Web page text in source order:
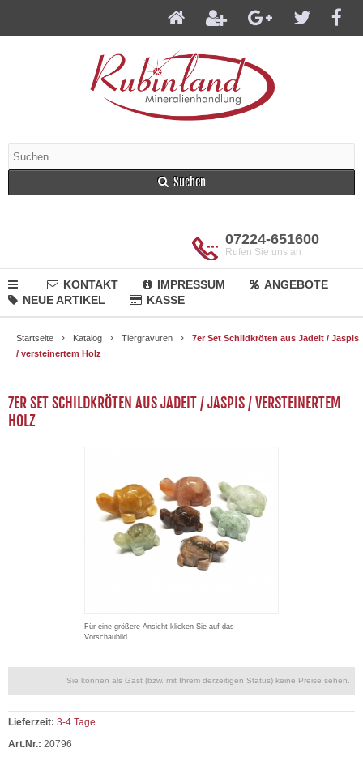
Suchen
07224-651600
Rufen Sie uns an
KONTAKT IMPRESSUM
ANGEBOTE
NEUE ARTIKEL
KASSE
Startseite Katalog Tiergravuren
7er Set Schildkröten aus Jadeit / Jaspis
/ versteinertem Holz
7ER SET SCHILDKRÖTEN AUS JADEIT / JASPIS / VERSTEINERTEM
HOLZ
Für eine größere Ansicht klicken Sie auf das
Vorschaubild
Sie können als Gast (bzw. mit Ihrem derzeitigen Status) keine Preise sehen.
Lieferzeit: 3-4 Tage
Art.Nr.: 20796